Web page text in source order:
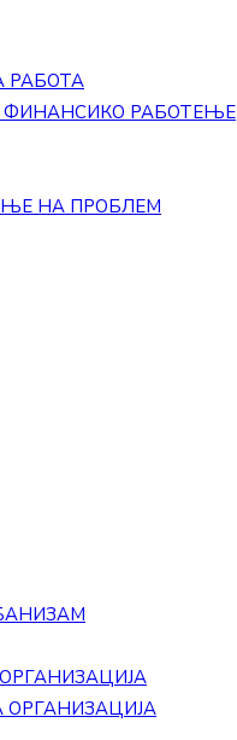
РАБОТА
ФИНАНСИКО РАБОТЕЊЕ
НА ПРОБЛЕМ